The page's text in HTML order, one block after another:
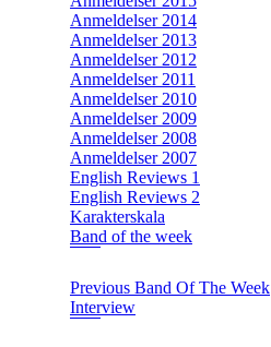
Anmeldelser 2014
Anmeldelser 2013
Anmeldelser 2012
Anmeldelser 2011
Anmeldelser 2010
Anmeldelser 2009
Anmeldelser 2008
Anmeldelser 2007
English Reviews 1
English Reviews 2
Karakterskala
Band of the week
Previous Band Of The Week
Interview